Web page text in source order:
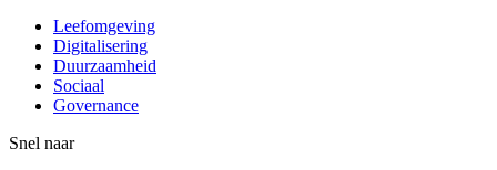
Leefomgeving
Digitalisering
Duurzaamheid
Sociaal
Governance
Snel naar